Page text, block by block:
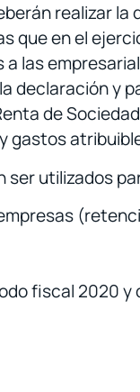
realizar la
que en el
las
declaración y
de
gastos
ser utilizados
fiscal 2020 y